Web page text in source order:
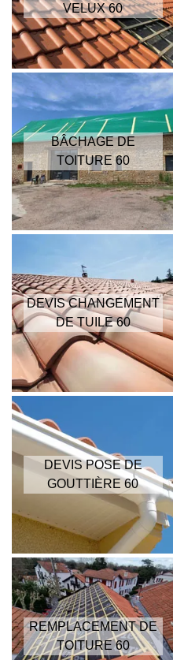
VELUX 60
BÂCHAGE DE
TOITURE 60
DEVIS CHANGEMENT
DE TUILE 60
DEVIS POSE DE
GOUTTIÈRE 60
REMPLACEMENT DE
TOITURE 60